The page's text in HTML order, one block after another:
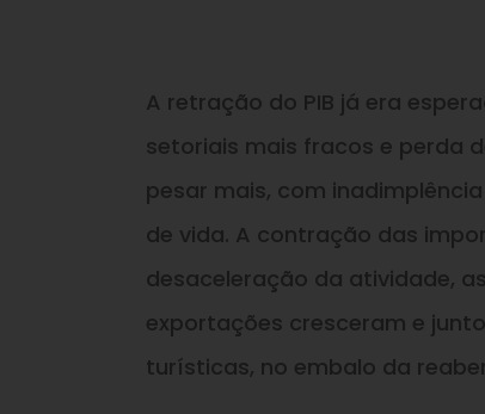
A retração do PIB já era
setoriais mais fracos e perda
pesar mais, com
de vida. A contração das
desaceleração da atividade,
exportações cresceram e
turísticas, no embalo da